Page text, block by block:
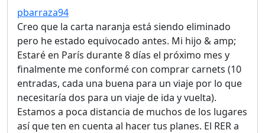
pbarraza94
Creo que la carta naranja está siendo eliminado
pero he estado equivocado antes. Mi hijo & amp;
Estaré en París durante 8 días el próximo mes y
finalmente me conformé con comprar carnets (10
entradas, cada una buena para un viaje por lo que
necesitaría dos para un viaje de ida y vuelta).
Estamos a poca distancia de muchos de los lugares
así que ten en cuenta al hacer tus planes. El RER a